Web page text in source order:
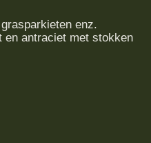
enz.
en antraciet met stokken